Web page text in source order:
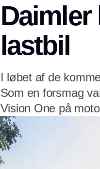
lastbil
I løbet af de
Som en forsmag
Vision One på